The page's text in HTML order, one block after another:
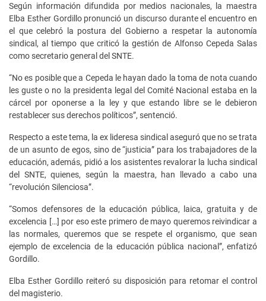
Según información difundida por medios nacionales, la maestra
Elba Esther Gordillo pronunció un discurso durante el encuentro en
el que celebró la postura del Gobierno a respetar la autonomía
sindical, al tiempo que criticó la gestión de Alfonso Cepeda Salas
como secretario general del SNTE.
“No es posible que a Cepeda le hayan dado la toma de nota cuando
les guste o no la presidenta legal del Comité Nacional estaba en la
cárcel por oponerse a la ley y que estando libre se le debieron
restablecer sus derechos políticos”, sentenció.
Respecto a este tema, la ex lideresa sindical aseguró que no se trata
de un asunto de egos, sino de “justicia” para los trabajadores de la
educación, además, pidió a los asistentes revalorar la lucha sindical
del SNTE, quienes, según la maestra, han llevado a cabo una
“revolución Silenciosa”.
“Somos defensores de la educación pública, laica, gratuita y de
excelencia […] por eso este primero de mayo queremos reivindicar a
las normales, queremos que se respete el organismo, que sean
ejemplo de excelencia de la educación pública nacional”, enfatizó
Gordillo.
Elba Esther Gordillo reiteró su disposición para retomar el control
del magisterio.